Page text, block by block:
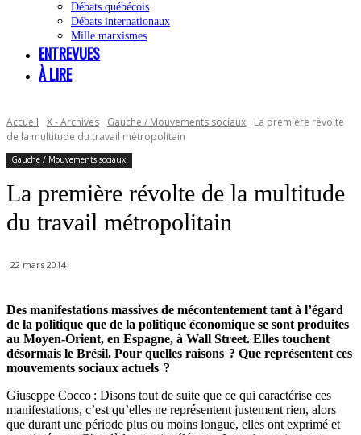
Débats québécois
Débats internationaux
Mille marxismes
ENTREVUES
À LIRE
Accueil X - Archives Gauche / Mouvements sociaux
La première révolte
de la multitude du travail métropolitain
Gauche / Mouvements sociaux
La première révolte de la multitude
du travail métropolitain
22 mars 2014
Des manifestations massives de mécontentement tant à l’égard
de la politique que de la politique économique se sont produites
au Moyen-Orient, en Espagne, à Wall Street. Elles touchent
désormais le Brésil. Pour quelles raisons ? Que représentent ces
mouvements sociaux actuels ?
Giuseppe Cocco : Disons tout de suite que ce qui caractérise ces
manifestations, c’est qu’elles ne représentent justement rien, alors
que durant une période plus ou moins longue, elles ont exprimé et